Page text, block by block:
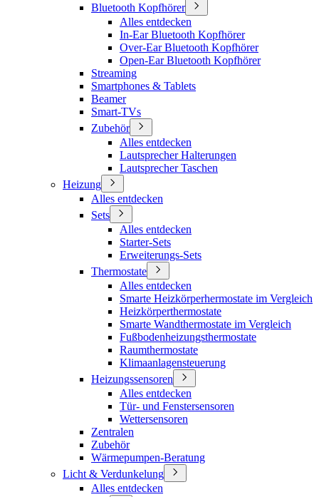
Bluetooth Kopfhörer
Alles entdecken
In-Ear Bluetooth Kopfhörer
Over-Ear Bluetooth Kopfhörer
Open-Ear Bluetooth Kopfhörer
Streaming
Smartphones & Tablets
Beamer
Smart-TVs
Zubehör
Alles entdecken
Lautsprecher Halterungen
Lautsprecher Taschen
Heizung
Alles entdecken
Sets
Alles entdecken
Starter-Sets
Erweiterungs-Sets
Thermostate
Alles entdecken
Smarte Heizkörperhermostate im Vergleich
Heizkörperthermostate
Smarte Wandthermostate im Vergleich
Fußbodenheizungsthermostate
Raumthermostate
Klimaanlagensteuerung
Heizungssensoren
Alles entdecken
Tür- und Fenstersensoren
Wettersensoren
Zentralen
Zubehör
Wärmepumpen-Beratung
Licht & Verdunkelung
Alles entdecken